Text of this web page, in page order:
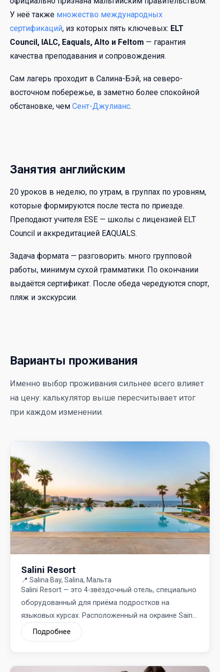
У неё также множество международных
сертификаций, из которых пять ключевых: ELT
Council, IALC, Eaquals, Alto и Feltom — гарантия
качества преподавания и сопровождения.
Сам лагерь проходит в Салина-Бэй, на северо-
восточном побережье, в заметно более спокойной
обстановке, чем Сент-Джулианс.
Занятия английским
20 уроков в неделю, по утрам, в группах по уровням,
которые формируются после теста по приезде.
Преподают учителя ESE — школы с лицензией ELT
Council и аккредитацией EAQUALS.
Задача формата — разговорить: много групповой
работы, минимум сухой грамматики. По окончании
выдаётся сертификат. После обеда чередуются спорт,
пляж и экскурсии.
Варианты проживания
Именно выбор проживания сильнее всего влияет
на цену: калькулятор выше пересчитывает итог
при каждом изменении.
Salini Resort
📍 Salina Bay, Salina, Мальта
Salini Resort — это 4-звёздочный отель, специально
оборудованный для приёма подростков на
языковых курсах. Расположенный на окраине Saint
Paul’s Bay, он предлагает идеальную и безопасную
среду для молодых студентов.
Подробнее